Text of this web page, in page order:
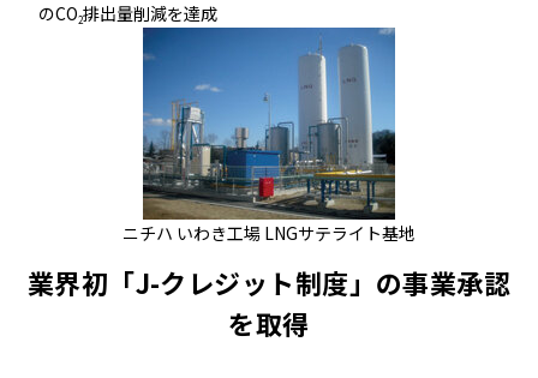
のCO2排出量削減を達成
ニチハ いわき工場 LNGサテライト基地
業界初「J-クレジット制度」の事業承認
を取得